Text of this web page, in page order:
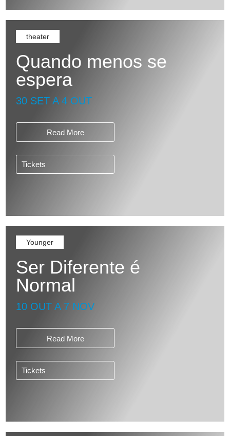
theater
Quando menos se
espera
30 SET A 4 OUT
Read More
Tickets
Younger
Ser Diferente é
Normal
10 OUT A 7 NOV
Read More
Tickets